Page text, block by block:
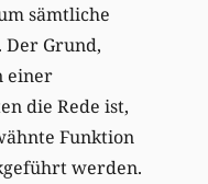
sämtliche
Grund,
einer
die Rede ist,
Funktion
werden.